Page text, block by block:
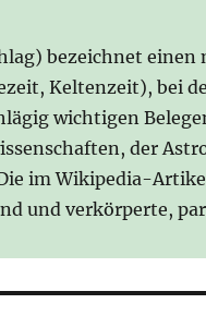
bezeichnet
Keltenzeit), bei
wichtigen
der
im Wikipedia-
und verkörperte,